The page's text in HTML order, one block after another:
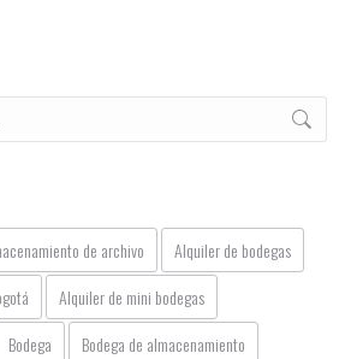
de archivo
Alquiler de bodegas
Alquiler de mini bodegas
Bodega
Bodega de almacenamiento